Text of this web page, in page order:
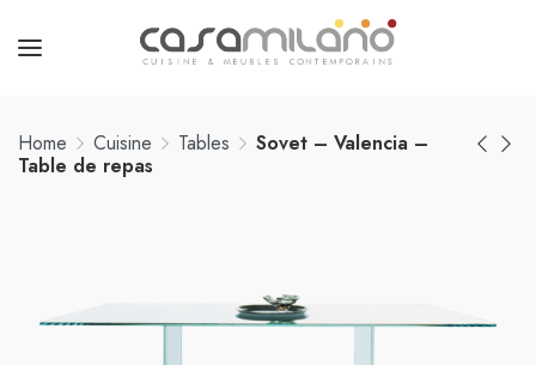
Home Cuisine Tables
Sovet – Valencia –
Table de repas